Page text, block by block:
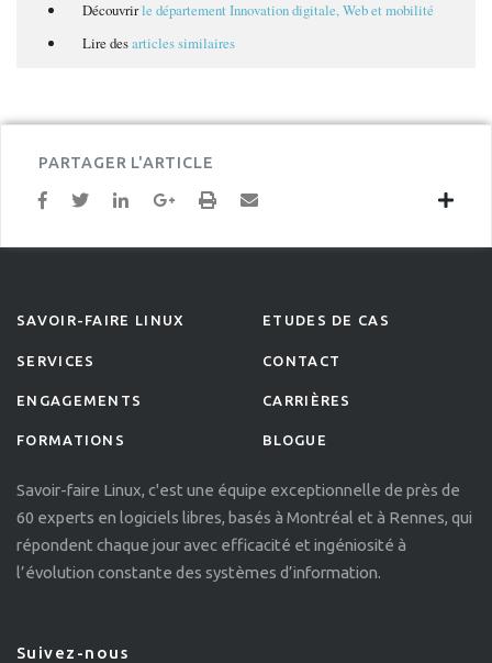
Découvrirle département Innovation digitale, Web et mobilité
Lire desarticles similaires
PARTAGER L'ARTICLE
SAVOIR-FAIRE LINUX
SERVICES
ENGAGEMENTS
FORMATIONS
ETUDES DE CAS
CONTACT
CARRIÈRES
BLOGUE
Savoir-faire Linux, c'est une équipe exceptionnelle de près de
60 experts en logiciels libres, basés à Montréal et à Rennes, qui
répondent chaque jour avec efficacité et ingéniosité à
l’évolution constante des systèmes d’information.
Suivez-nous